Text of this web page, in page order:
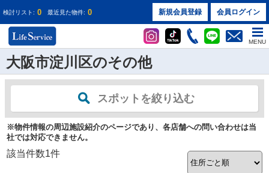
検討リスト: 0 最近見た物件: 0 新規会員登録 会員ログイン
MENU
大阪市淀川区のその他
スポットを絞り込む
※物件情報の周辺施設紹介のページであり、各店舗への問い合わせは当
社では対応できません。
該当件数1件